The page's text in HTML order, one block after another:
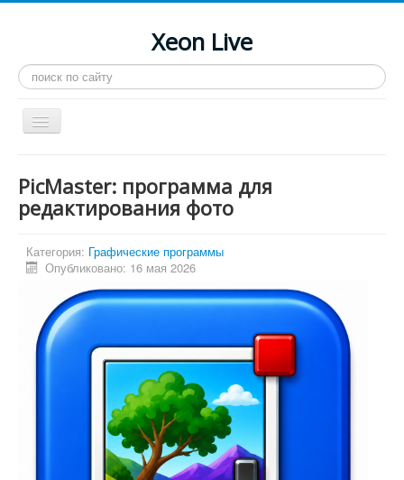
Xeon Live
Искать...
Toggle
Navigation
LGA 2011-3
Процессоры
Инструкции
Рейтинги
Конференция
Системные программы
PicMaster: программа для
редактирования фото
Категория: Графические программы
Опубликовано: 16 мая 2026